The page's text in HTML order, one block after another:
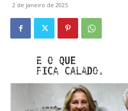
2 de janeiro de 2025